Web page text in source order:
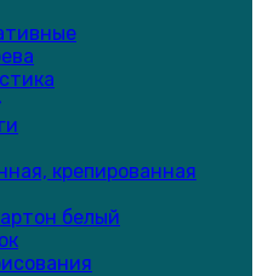
крепированная
белый